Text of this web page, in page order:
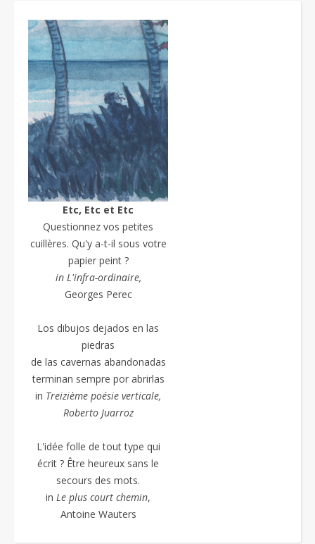
Etc, Etc et Etc
Questionnez vos petites
cuillères. Qu'y a-t-il sous votre
papier peint ?
in L'infra-ordinaire,
Georges Perec
Los dibujos dejados en las
piedras
de las cavernas abandonadas
terminan sempre por abrirlas
in Treizième poésie verticale,
Roberto Juarroz
L'idée folle de tout type qui
écrit ? Être heureux sans le
secours des mots.
in Le plus court chemin,
Antoine Wauters